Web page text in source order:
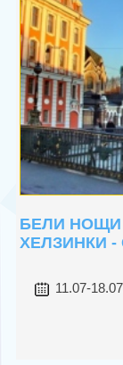
БЕЛИ НОЩИ
ХЕЛЗИНКИ
11.07-